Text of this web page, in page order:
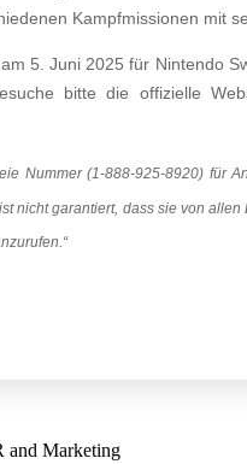
Kampfmissionen mit
5. Juni 2025 für Nintendo
bitte die offizielle
Nummer (1-888-925-8920) für
nicht garantiert, dass sie von
and Marketing